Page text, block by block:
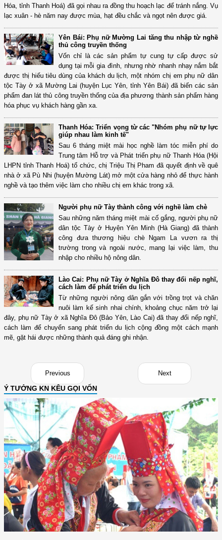
Hóa, tỉnh Thanh Hoá) đã gọi nhau ra đồng thu hoạch lạc để tránh nắng. Vụ
lạc xuân - hè năm nay được mùa, hạt đều chắc và ngọt nên được giá.
Yên Bái: Phụ nữ Mường Lai tăng thu nhập từ nghề
thủ công truyền thống
Vốn chỉ là các sản phẩm tự cung tự cấp được sử
dụng tại mỗi gia đình, nhưng nhờ nhanh nhạy nắm bắt
được thị hiếu tiêu dùng của khách du lịch, một nhóm chị em phụ nữ dân
tộc Tày ở xã Mường Lai (huyện Lục Yên, tỉnh Yên Bái) đã biến các sản
phẩm đan lát thủ công truyền thống của địa phương thành sản phẩm hàng
hóa phục vụ khách hàng gần xa.
Thanh Hóa: Triển vọng từ các "Nhóm phụ nữ tự lực
giúp nhau làm kinh tế"
Sau 6 tháng miệt mài học nghề làm tóc miễn phí do
Trung tâm Hỗ trợ và Phát triển phụ nữ Thanh Hóa (Hội
LHPN tỉnh Thanh Hoá) tổ chức, chị Triệu Thị Pham đã quyết định về quê
nhà ở xã Pù Nhi (huyện Mường Lát) mở một cửa hàng nhỏ để thực hành
nghề và tạo thêm việc làm cho nhiều chị em khác trong xã.
Người phụ nữ Tày thành công với nghề làm chè
Sau những năm tháng miệt mài cố gắng, người phụ nữ
dân tộc Tày ở Huyện Yên Minh (Hà Giang) đã thành
công đưa thương hiệu chè Ngam La vươn ra thị
trường trong và ngoài nước, mang lại việc làm, thu
nhập cho nhiều hộ nông dân.
Lào Cai: Phụ nữ Tày ở Nghĩa Đô thay đổi nếp nghĩ,
cách làm để phát triển du lịch
Từ những người nông dân gắn với trồng trọt và chăn
nuôi làm kế sinh nhai chính, khoảng chục năm trở lại
đây, phụ nữ Tày ở xã Nghĩa Đô (Bảo Yên, Lào Cai) đã thay đổi nếp nghĩ,
cách làm để chuyển sang phát triển du lịch cộng đồng một cách mạnh
mẽ, gặt hái được những thành quả đáng ghi nhận.
Previous Next
Ý TƯỞNG KN KÊU GỌI VỐN